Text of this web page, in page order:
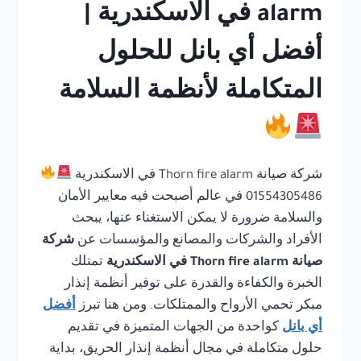
alarm في الاسكندرية |
أفضل أي بانل للحلول
المتكاملة لأنظمة السلامة
شركة صيانة Thorn fire alarm في الاسكندرية
01554305486 في عالم أصبحت فيه معايير الأمان
والسلامة ضرورة لا يمكن الاستغناء عنها، يبحث
الأفراد والشركات والمصانع والمؤسسات عن شركة
صيانة Thorn fire alarm في الاسكندرية
تمتلك
الخبرة والكفاءة والقدرة على توفير أنظمة إنذار
مبكر تحمي الأرواح والممتلكات. ومن هنا تبرز أفضل
أي بانل كواحدة من الجهات المتميزة في تقديم
حلول متكاملة في مجال أنظمة إنذار الحريق، بداية